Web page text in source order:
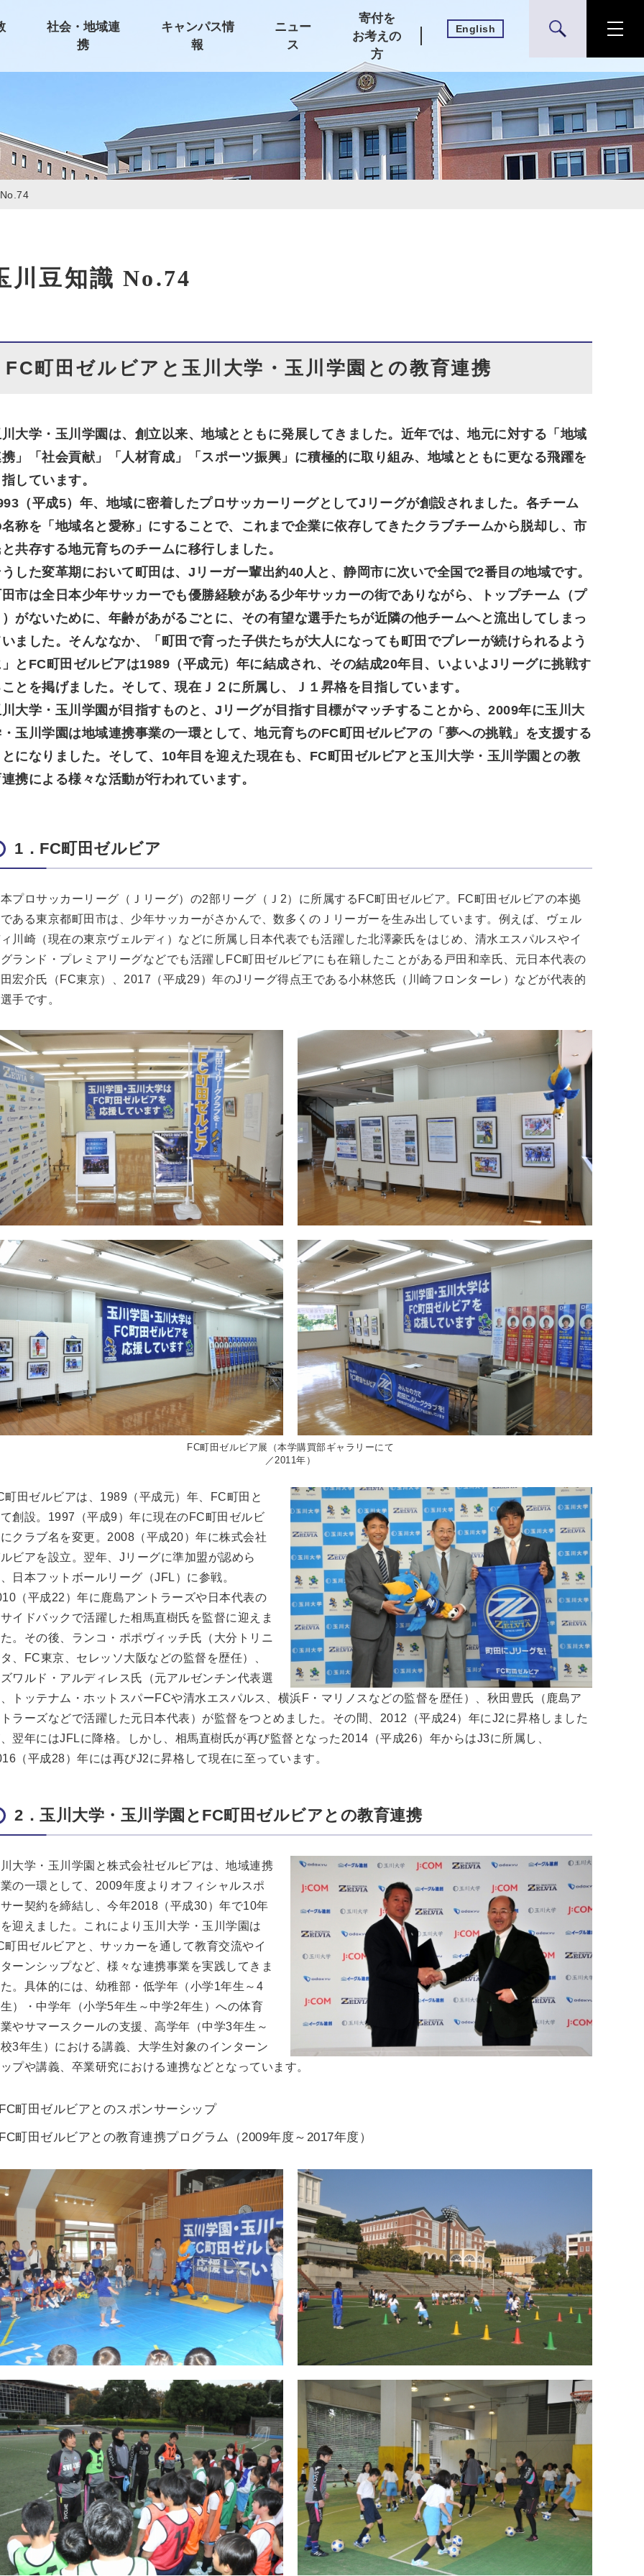
社会・地域連
携
キャンパス情
報
ニュー
ス
寄付を
お考えの
方
English 検索
川豆知識 No.74
FC町田ゼルビアと玉川大学・玉川学園との教育連携
大学・玉川学園は、創立以来、地域とともに発展してきました。近年では、地元に対する「地域
」「社会貢献」「人材育成」「スポーツ振興」に積極的に取り組み、地域とともに更なる飛躍を
しています。
（平成5）年、地域に密着したプロサッカーリーグとしてJリーグが創設されました。各チーム
称を「地域名と愛称」にすることで、これまで企業に依存してきたクラブチームから脱却し、市
共存する地元育ちのチームに移行しました。
した変革期において町田は、Jリーガー輩出約40人と、静岡市に次いで全国で2番目の地域です。
市は全日本少年サッカーでも優勝経験がある少年サッカーの街でありながら、トップチーム（プ
がないために、年齢があがるごとに、その有望な選手たちが近隣の他チームへと流出してしまっ
ました。そんななか、「町田で育った子供たちが大人になっても町田でプレーが続けられるよう
とFC町田ゼルビアは1989（平成元）年に結成され、その結成20年目、いよいよJリーグに挑戦す
とを掲げました。そして、現在Ｊ２に所属し、Ｊ１昇格を目指しています。
大学・玉川学園が目指すものと、Jリーグが目指す目標がマッチすることから、2009年に玉川大
玉川学園は地域連携事業の一環として、地元育ちのFC町田ゼルビアの「夢への挑戦」を支援する
になりました。そして、10年目を迎えた現在も、FC町田ゼルビアと玉川大学・玉川学園との教
携による様々な活動が行われています。
1．FC町田ゼルビア
プロサッカーリーグ（Ｊリーグ）の2部リーグ（Ｊ2）に所属するFC町田ゼルビア。FC町田ゼルビアの本拠
ある東京都町田市は、少年サッカーがさかんで、数多くのＪリーガーを生み出しています。例えば、ヴェル
川崎（現在の東京ヴェルディ）などに所属し日本代表でも活躍した北澤豪氏をはじめ、清水エスパルスやイ
ランド・プレミアリーグなどでも活躍しFC町田ゼルビアにも在籍したことがある戸田和幸氏、元日本代表の
宏介氏（FC東京）、2017（平成29）年のJリーグ得点王である小林悠氏（川崎フロンターレ）などが代表的
手です。
FC町田ゼルビア展（本学購買部ギャラリーにて
／2011年）
町田ゼルビアは、1989（平成元）年、FC町田と
創設。1997（平成9）年に現在のFC町田ゼルビ
クラブ名を変更。2008（平成20）年に株式会社
ビアを設立。翌年、Jリーグに準加盟が認めら
日本フットボールリーグ（JFL）に参戦。
（平成22）年に鹿島アントラーズや日本代表の
イドバックで活躍した相馬直樹氏を監督に迎えま
。その後、ランコ・ポポヴィッチ氏（大分トリニ
、FC東京、セレッソ大阪などの監督を歴任）、
ワルド・アルディレス氏（元アルゼンチン代表選
トッテナム・ホットスパーFCや清水エスパルス、横浜F・マリノスなどの監督を歴任）、秋田豊氏（鹿島ア
ラーズなどで活躍した元日本代表）が監督をつとめました。その間、2012（平成24）年にJ2に昇格しました
翌年にはJFLに降格。しかし、相馬直樹氏が再び監督となった2014（平成26）年からはJ3に所属し、
（平成28）年には再びJ2に昇格して現在に至っています。
2．玉川大学・玉川学園とFC町田ゼルビアとの教育連携
大学・玉川学園と株式会社ゼルビアは、地域連携
の一環として、2009年度よりオフィシャルスポ
ー契約を締結し、今年2018（平成30）年で10年
迎えました。これにより玉川大学・玉川学園は
町田ゼルビアと、サッカーを通して教育交流やイ
ーンシップなど、様々な連携事業を実践してきま
。具体的には、幼稚部・低学年（小学1年生～4
）・中学年（小学5年生～中学2年生）への体育
やサマースクールの支援、高学年（中学3年生～
3年生）における講義、大学生対象のインターン
プや講義、卒業研究における連携などとなっています。
町田ゼルビアとのスポンサーシップ
町田ゼルビアとの教育連携プログラム（2009年度～2017年度）